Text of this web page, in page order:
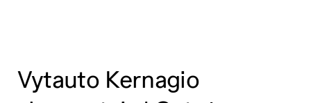
Vytauto Kernagio